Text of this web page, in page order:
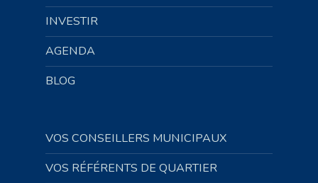
INVESTIR
AGENDA
BLOG
VOS CONSEILLERS MUNICIPAUX
VOS RÉFÉRENTS DE QUARTIER